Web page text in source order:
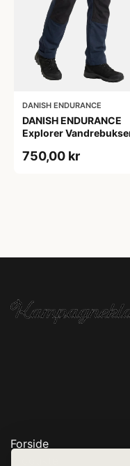
DANISH ENDURANCE
DANISH ENDURANCE
Explorer
Vandafvisende,
750,00 kr
Forside